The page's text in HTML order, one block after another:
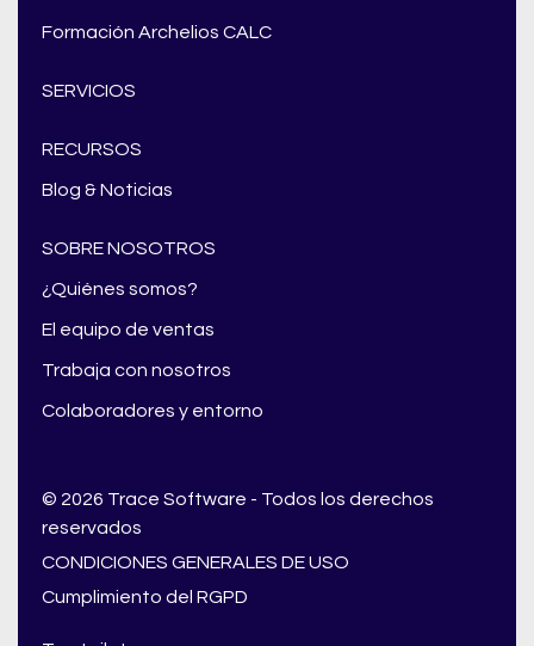
Formación Archelios CALC
SERVICIOS
RECURSOS
Blog & Noticias
SOBRE NOSOTROS
¿Quiénes somos?
El equipo de ventas
Trabaja con nosotros
Colaboradores y entorno
© 2026 Trace Software - Todos los derechos
reservados
CONDICIONES GENERALES DE USO
Cumplimiento del RGPD